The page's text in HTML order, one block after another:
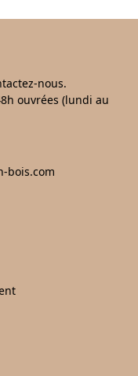
nous.
ouvrées (lundi au
bois.com